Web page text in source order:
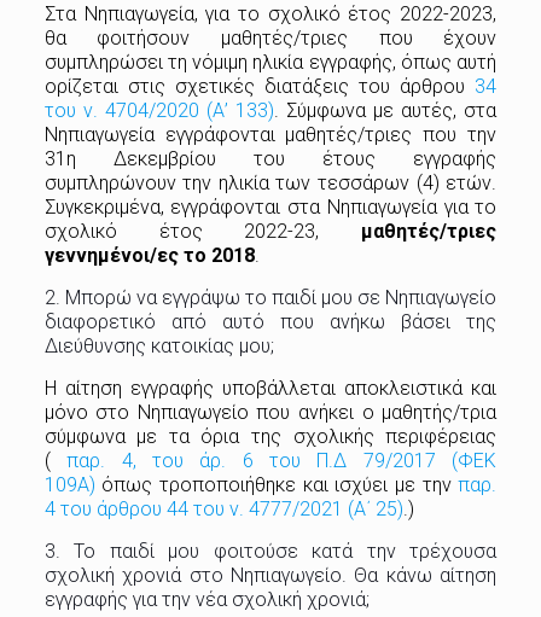
Στα Νηπιαγωγεία, για το σχολικό έτος 2022-2023,
θα φοιτήσουν μαθητές/τριες που έχουν
συμπληρώσει τη νόμιμη ηλικία εγγραφής, όπως αυτή
ορίζεται στις σχετικές διατάξεις του άρθρου 34
του ν. 4704/2020 (Α’ 133). Σύμφωνα με αυτές, στα
Νηπιαγωγεία εγγράφονται μαθητές/τριες που την
31η Δεκεμβρίου του έτους εγγραφής
συμπληρώνουν την ηλικία των τεσσάρων (4) ετών.
Συγκεκριμένα, εγγράφονται στα Νηπιαγωγεία για το
σχολικό έτος 2022-23, μαθητές/τριες
γεννημένοι/ες το 2018.
2. Μπορώ να εγγράψω το παιδί μου σε Νηπιαγωγείο
διαφορετικό από αυτό που ανήκω βάσει της
Διεύθυνσης κατοικίας μου;
Η αίτηση εγγραφής υποβάλλεται αποκλειστικά και
μόνο στο Νηπιαγωγείο που ανήκει ο μαθητής/τρια
σύμφωνα με τα όρια της σχολικής περιφέρειας
(παρ. 4, του άρ. 6 του Π.Δ 79/2017 (ΦΕΚ
109Α) όπως τροποποιήθηκε και ισχύει με τηνπαρ.
4 του άρθρου 44 του ν. 4777/2021 (Α΄ 25).)
3. Το παιδί μου φοιτούσε κατά την τρέχουσα
σχολική χρονιά στο Νηπιαγωγείο. Θα κάνω αίτηση
εγγραφής για την νέα σχολική χρονιά;